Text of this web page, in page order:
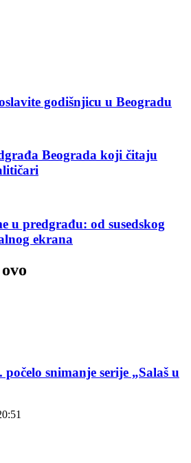
godišnjicu u Beogradu
Beograda koji čitaju
u predgrađu: od susedskog
ekrana
snimanje serije „Salaš u